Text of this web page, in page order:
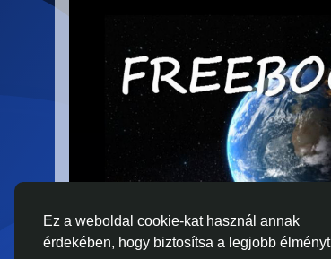
Ez a weboldal cookie-kat használ annak
érdekében, hogy biztosítsa a legjobb élményt